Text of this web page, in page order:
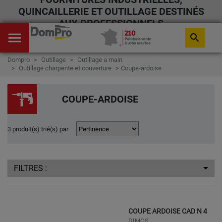
QUINCAILLERIE ET OUTILLAGE DESTINÉS
AUX PROFESSIONNELS
menu search
Dompro Outillage
Outillage a main
Outillage charpente et couverture
Coupe-ardoise
COUPE-ARDOISE
3 produit(s) trié(s) par
FILTRES :
COUPE ARDOISE CAD N 4